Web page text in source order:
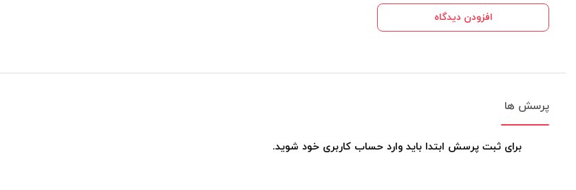
افزودن دیدگاه
پرسش ها
برای ثبت پرسش ابتدا باید وارد حساب کاربری خود شوید.